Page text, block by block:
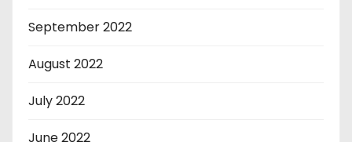
September 2022
August 2022
July 2022
June 2022